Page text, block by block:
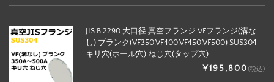
JIS B 2290 大口径 真空フランジ VFフランジ(溝な
し) ブランク(VF350,VF400,VF450,VF500) SUS304
キリ穴(ホール穴) ねじ穴(タップ穴)
¥195,800(税込)